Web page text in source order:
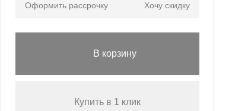
Оформить рассрочку Хочу скидку
В корзину
Купить в 1 клик